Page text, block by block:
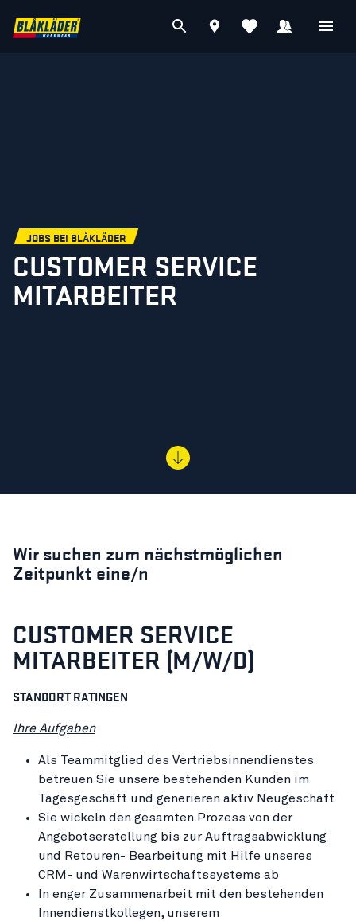
JOBS BEI BLÅKLÄDER
CUSTOMER SERVICE
MITARBEITER
Wir suchen zum nächstmöglichen
Zeitpunkt eine/n
CUSTOMER SERVICE
MITARBEITER (M/W/D)
STANDORT RATINGEN
Ihre Aufgaben
Als Teammitglied des Vertriebsinnendienstes
betreuen Sie unsere bestehenden Kunden im
Tagesgeschäft und generieren aktiv Neugeschäft
Sie wickeln den gesamten Prozess von der
Angebotserstellung bis zur Auftragsabwicklung
und Retouren- Bearbeitung mit Hilfe unseres
CRM- und Warenwirtschaftssystems ab
In enger Zusammenarbeit mit den bestehenden
Innendienstkollegen, unserem